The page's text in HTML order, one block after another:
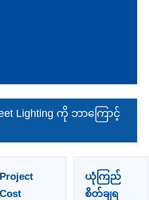
Lighting ကို ဘာကြောင့်
Project
Cost
ယုံကြည်
စိတ်ချရ